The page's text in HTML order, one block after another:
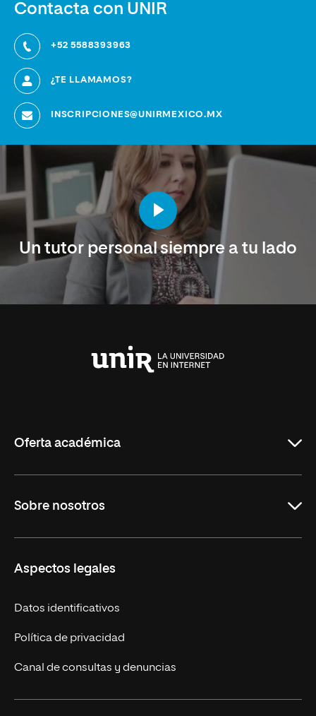
Contacta con UNIR
+52 5588393963
¿TE LLAMAMOS?
INSCRIPCIONES@UNIRMEXICO.MX
Un tutor personal siempre a tu lado
Oferta académica
Licenciaturas en línea
Cursos Europeos
Títulos Americanos
Alianza Newman
Sobre nosotros
Nuestros alumnos
Únete a nosotros
Actualidad
Solicita información
Aspectos legales
Datos identificativos
Política de privacidad
Canal de consultas y denuncias